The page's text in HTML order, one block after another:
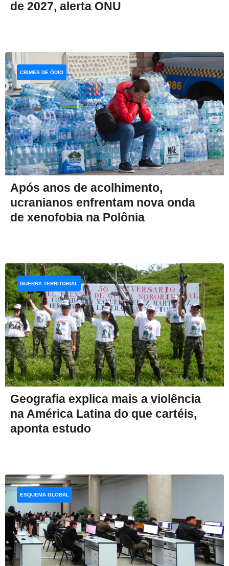
de 2027, alerta ONU
Após anos de acolhimento,
ucranianos enfrentam nova onda
de xenofobia na Polônia
CRIMES DE ÓDIO
Geografia explica mais a violência
na América Latina do que cartéis,
aponta estudo
GUERRA TERRITORIAL
ESQUEMA GLOBAL